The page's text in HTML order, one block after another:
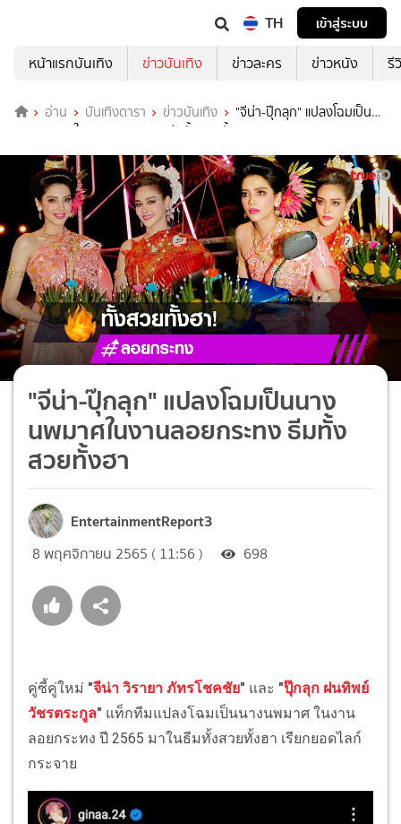
TH
เข้าสู่ระบบ
หน้าแรกบันเทิง
ข่าวบันเทิง ข่าวละคร ข่าวหนัง รี
อ่าน บันเทิงดารา ข่าวบันเทิง
"จีน่า-ปุ๊กลุก" แปลงโฉมเป็น
นางนพมาศในงานลอยกระทง ธีมทั้งสวยทั้งฮา
"จีน่า-ปุ๊กลุก" แปลงโฉมเป็นนาง
นพมาศในงานลอยกระทง ธีมทั้ง
สวยทั้งฮา
EntertainmentReport3
8 พฤศจิกายน 2565 ( 11:56 ) 698
คู่ซี้คู่ใหม่ "จีน่า วิรายา ภัทรโชคชัย" และ "ปุ๊กลุก ฝนทิพย์
วัชรตระกูล" แท็กทีมแปลงโฉมเป็นนางนพมาศ ในงาน
ลอยกระทง ปี 2565 มาในธีมทั้งสวยทั้งฮา เรียกยอดไลก์
กระจาย